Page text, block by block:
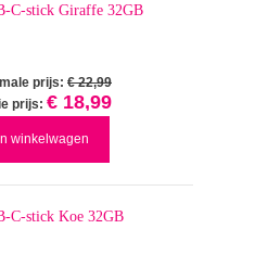
C-stick Giraffe 32GB
prijs: € 22,99
prijs: € 18,99
In winkelwagen
C-stick Koe 32GB